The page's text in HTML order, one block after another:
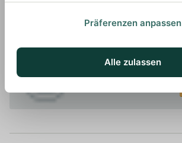
DRINKS MIT DON Q? UNSERE
EMPFEHLUNGENPräferenzen anpassen
Alle zulassen